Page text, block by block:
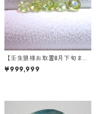
【壬生狼様お取置8月下旬ま
で】マダガスカル産スフェー
ン ラウンドカットルース 0.45
¥999,999